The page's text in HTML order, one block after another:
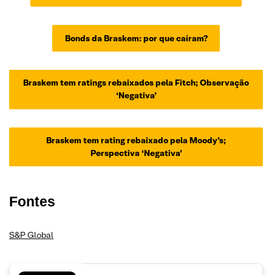
Bonds da Braskem: por que caíram?
Braskem tem ratings rebaixados pela Fitch; Observação
‘Negativa’
Braskem tem rating rebaixado pela Moody’s;
Perspectiva ‘Negativa’
Fontes
S&P Global